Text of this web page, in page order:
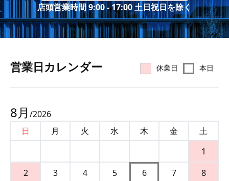
店頭営業時間 9:00 - 17:00 土日祝日を除く
営業⽇カレンダー 休業日 本日
8月 /2026
日
月 火 水 木 金
土
1
2
3 4 5 6 7
8